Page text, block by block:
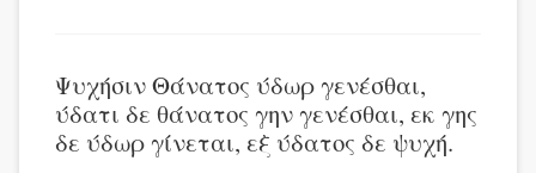
Ψυχήσιν Θάνατος ύδωρ γενέσθαι,
ύδατι δε θάνατος γην γενέσθαι, εκ γης
δε ύδωρ γίνεται, εξ ύδατος δε ψυχή.